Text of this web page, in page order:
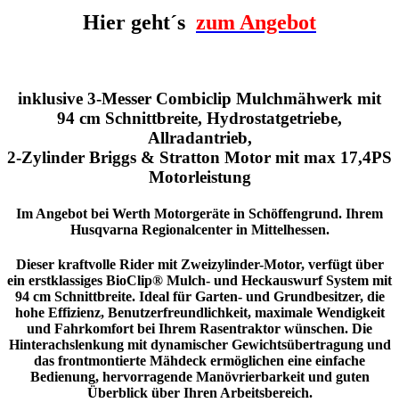
Hier geht´s zum Angebot
inklusive 3-Messer Combiclip Mulchmähwerk mit
94 cm Schnittbreite, Hydrostatgetriebe,
Allradantrieb,
2-Zylinder Briggs & Stratton Motor mit max 17,4PS
Motorleistung
Im Angebot bei Werth Motorgeräte in Schöffengrund. Ihrem
Husqvarna Regionalcenter in Mittelhessen.
Dieser kraftvolle Rider mit Zweizylinder-Motor, verfügt über
ein erstklassiges BioClip® Mulch- und Heckauswurf System mit
94 cm Schnittbreite. Ideal für Garten- und Grundbesitzer, die
hohe Effizienz, Benutzerfreundlichkeit, maximale Wendigkeit
und Fahrkomfort bei Ihrem Rasentraktor wünschen. Die
Hinterachslenkung mit dynamischer Gewichtsübertragung und
das frontmontierte Mähdeck ermöglichen eine einfache
Bedienung, hervorragende Manövrierbarkeit und guten
Überblick über Ihren Arbeitsbereich.